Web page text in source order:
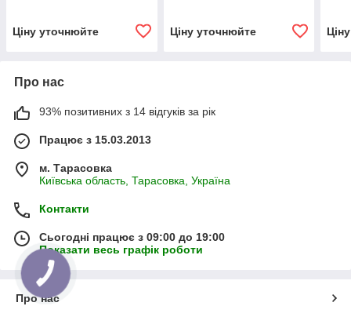
Ціну уточнюйте Ціну уточнюйте
Про нас
93% позитивних з 14 відгуків за рік
Працює з 15.03.2013
м. Тарасовка
Київська область, Тарасовка, Україна
Контакти
Сьогодні працює з 09:00 до 19:00
Показати весь графік роботи
Про нас